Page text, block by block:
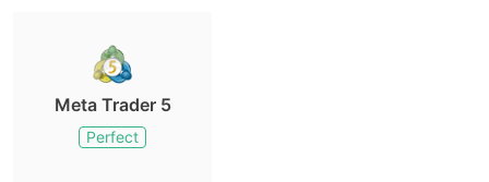
Meta Trader 5
Perfect